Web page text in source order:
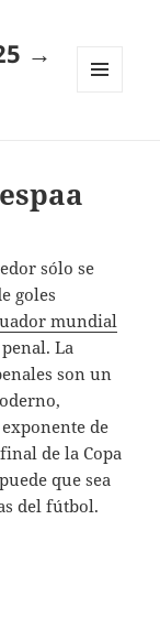
→
sólo se
goles
mundial
La
son un
de
de la Copa
que sea
del fútbol.